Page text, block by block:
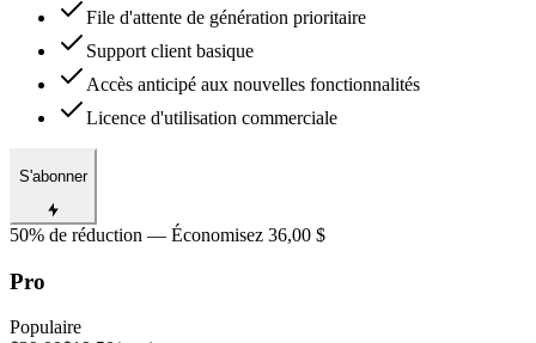
File d'attente de génération prioritaire
Support client basique
Accès anticipé aux nouvelles fonctionnalités
Licence d'utilisation commerciale
S'abonner
50% de réduction — Économisez 36,00 $
Pro
Populaire